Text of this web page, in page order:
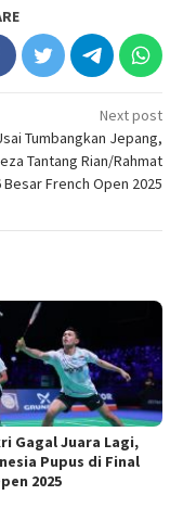
Next post
Tumbangkan Jepang,
Tantang Rian/Rahmat
Besar French Open 2025
Gagal Juara Lagi,
Pupus di Final
2025